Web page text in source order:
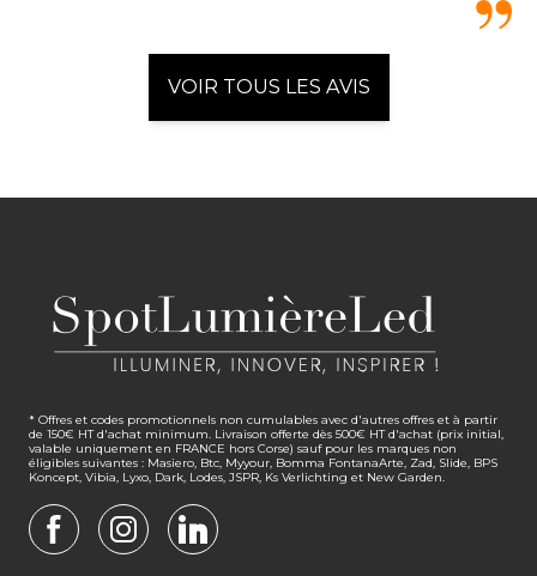
VOIR TOUS LES AVIS
* Offres et codes promotionnels non cumulables avec d'autres offres et à partir
de 150€ HT d'achat minimum. Livraison offerte dès 500€ HT d'achat (prix initial,
valable uniquement en FRANCE hors Corse) sauf pour les marques non
éligibles suivantes : Masiero, Btc, Myyour, Bomma FontanaArte, Zad, Slide, BPS
Koncept, Vibia, Lyxo, Dark, Lodes, JSPR, Ks Verlichting et New Garden.